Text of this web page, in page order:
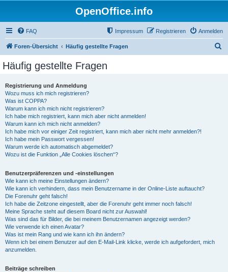
OpenOffice.info
FAQ Anmelden
Registrieren
Impressum
Foren-Übersicht Häufig gestellte Fragen
Häufig gestellte Fragen
Registrierung und Anmeldung
Wozu muss ich mich registrieren?
Was ist COPPA?
Warum kann ich mich nicht registrieren?
Ich habe mich registriert, kann mich aber nicht anmelden!
Warum kann ich mich nicht anmelden?
Ich habe mich vor einiger Zeit registriert, kann mich aber nicht mehr anmelden?!
Ich habe mein Passwort vergessen!
Warum werde ich automatisch abgemeldet?
Wozu ist die Funktion „Alle Cookies löschen“?
Benutzerpräferenzen und -einstellungen
Wie kann ich meine Einstellungen ändern?
Wie kann ich verhindern, dass mein Benutzername in der Online-Liste auftaucht?
Die Forenuhr geht falsch!
Ich habe die Zeitzone eingestellt, aber die Forenuhr geht immer noch falsch!
Meine Sprache steht auf diesem Board nicht zur Auswahl!
Was sind das für Bilder, die bei meinem Benutzernamen angezeigt werden?
Wie verwende ich einen Avatar?
Was ist mein Rang und wie kann ich ihn ändern?
Wenn ich bei einem Benutzer auf den E-Mail-Link klicke, werde ich aufgefordert, mich
anzumelden.
Beiträge schreiben